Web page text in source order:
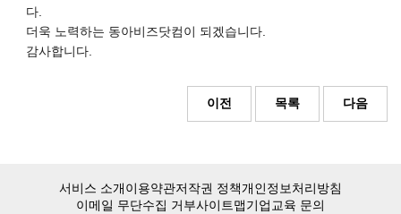
다.
더욱 노력하는 동아비즈닷컴이 되겠습니다.
감사합니다.
이전 목록 다음
서비스 소개이용약관저작권 정책개인정보처리방침
이메일 무단수집 거부사이트맵기업교육 문의